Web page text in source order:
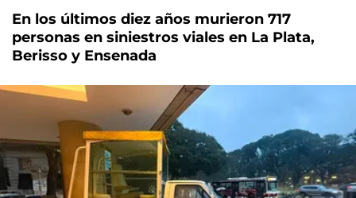
En los últimos diez años murieron 717
personas en siniestros viales en La Plata,
Berisso y Ensenada